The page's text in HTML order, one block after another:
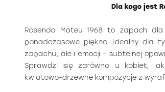
Dla kogo jest
Rosendo Mateu 1968 to zapach
ponadczasowe piękno. Idealny dla
zapachu, ale i emocji – subtelnej
Sprawdzi się zarówno u kobiet,
kwiatowo-drzewne kompozycje z